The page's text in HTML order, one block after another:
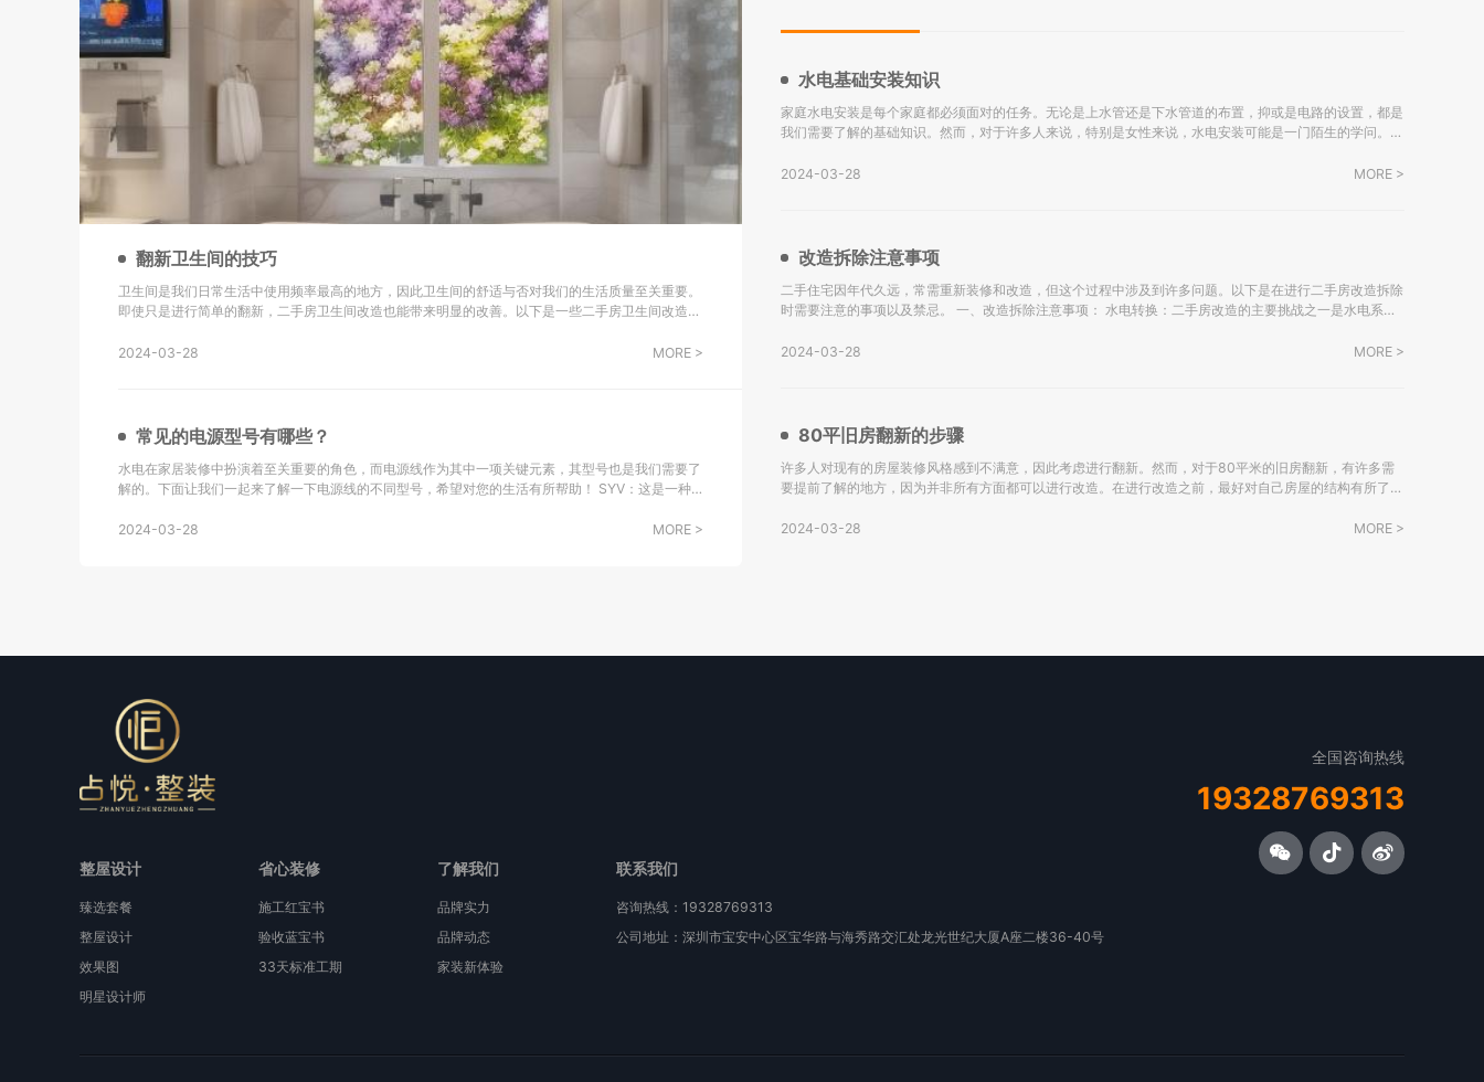
翻新卫生间的技巧
卫生间是我们日常生活中使用频率最高的地方，因此卫生间的舒适与否对我们的生活质量至关重要。
即使只是进行简单的翻新，二手房卫生间改造也能带来明显的改善。以下是一些二手房卫生间改造翻
铺设瓷砖是很重要的。确保地砖的铺设
2024-03-28 MORE >
常见的电源型号有哪些？
水电在家居装修中扮演着至关重要的角色，而电源线作为其中一项关键元素，其型号也是我们需要了
解的。下面让我们一起来了解一下电源线的不同型号，希望对您的生活有所帮助！ SYV：这是一种
同轴电缆。 KVV：这种电缆采用聚氯乙烯
2024-03-28 MORE >
水电基础安装知识
家庭水电安装是每个家庭都必须面对的任务。无论是上水管还是下水管道的布置，抑或是电路的设置，都是
我们需要了解的基础知识。然而，对于许多人来说，特别是女性来说，水电安装可能是一门陌生的学问。以
2024-03-28 MORE >
改造拆除注意事项
二手住宅因年代久远，常需重新装修和改造，但这个过程中涉及到许多问题。以下是在进行二手房改造拆除
时需要注意的事项以及禁忌。 一、改造拆除注意事项： 水电转换：二手房改造的主要挑战之一是水电系统
会选
2024-03-28 MORE >
80平旧房翻新的步骤
许多人对现有的房屋装修风格感到不满意，因此考虑进行翻新。然而，对于80平米的旧房翻新，有许多需
要提前了解的地方，因为并非所有方面都可以进行改造。在进行改造之前，最好对自己房屋的结构有所了
等问题。在进行墙壁
2024-03-28 MORE >
整屋设计
臻选套餐
整屋设计
效果图
明星设计师
省心装修
施工红宝书
验收蓝宝书
33天标准工期
了解我们
品牌实力
品牌动态
家装新体验
联系我们
咨询热线：19328769313
公司地址：深圳市宝安中心区宝华路与海秀路交汇处龙光世纪大厦A座二楼36-40号
全国咨询热线
19328769313